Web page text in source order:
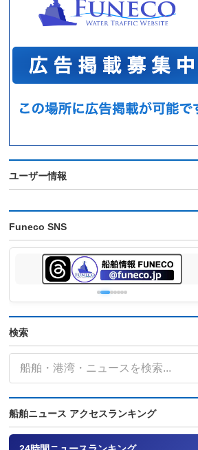
ユーザー情報
Funeco SNS
検索
船舶ニュース アクセスランキング